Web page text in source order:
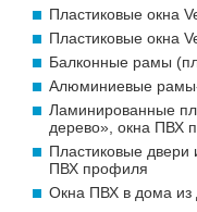
Пластиковые окна
Пластиковые окна
Балконные рамы
Алюминиевые
Ламинированные
дерево», окна ПВХ
Пластиковые двери
ПВХ профиля
Окна ПВХ в дома из